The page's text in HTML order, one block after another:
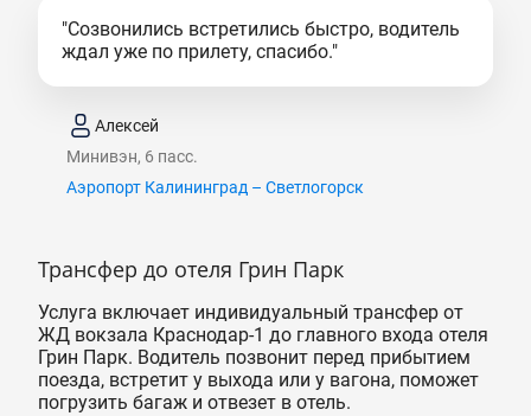
"Созвонились встретились быстро, водитель
ждал уже по прилету, спасибо."
Алексей
Минивэн, 6 пасс.
Аэропорт Калининград – Светлогорск
Трансфер до отеля Грин Парк
Услуга включает индивидуальный трансфер от
ЖД вокзала Краснодар-1 до главного входа отеля
Грин Парк. Водитель позвонит перед прибытием
поезда, встретит у выхода или у вагона, поможет
погрузить багаж и отвезет в отель.